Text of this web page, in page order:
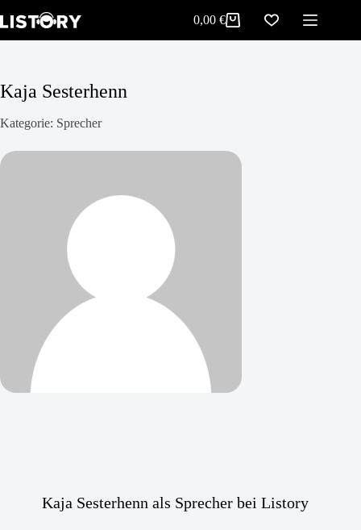
Inhalt
Warenkorb
0,00€
Kaja Sesterhenn
Kategorie: Sprecher
Kaja Sesterhenn als Sprecher bei Listory